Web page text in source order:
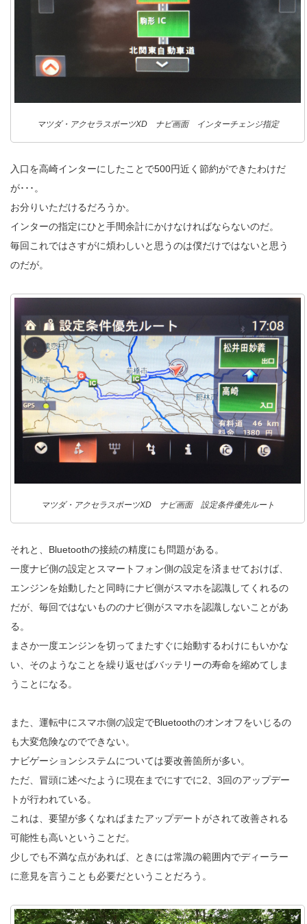
マツダ・アクセラスポーツXD ナビ画面 インターチェンジ指定
入口を高崎インターにしたことで500円近く節約ができたわけだ
が･･･。
お分りいただけるだろうか。
インターの指定にひと手間余計にかけなければならないのだ。
毎回これではさすがに煩わしいと思うのは僕だけではないと思う
のだが。
マツダ・アクセラスポーツXD ナビ画面 設定条件優先ルート
それと、Bluetoothの接続の精度にも問題がある。
一度ナビ側の設定とスマートフォン側の設定を済ませておけば、
エンジンを始動したと同時にナビ側がスマホを認識してくれるの
だが、毎回ではないもののナビ側がスマホを認識しないことがあ
る。
まさか一度エンジンを切ってまたすぐに始動するわけにもいかな
い、そのようなことを繰り返せばバッテリーの寿命を縮めてしま
うことになる。
また、運転中にスマホ側の設定でBluetoothのオンオフをいじるの
も大変危険なのでできない。
ナビゲーションシステムについては要改善箇所が多い。
ただ、冒頭に述べたように現在までにすでに2、3回のアップデー
トが行われている。
これは、要望が多くなればまたアップデートがされて改善される
可能性も高いということだ。
少しでも不満な点があれば、ときには常識の範囲内でディーラー
に意見を言うことも必要だということだろう。